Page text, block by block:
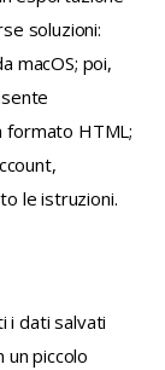
soluzioni:
macOS; poi,
formato HTML;
le istruzioni.
i dati salvati
un piccolo